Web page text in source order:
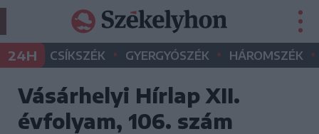
24H CSÍKSZÉK • GYERGYÓSZÉK • HÁROMSZÉK •
Vásárhelyi Hírlap XII.
évfolyam, 106. szám